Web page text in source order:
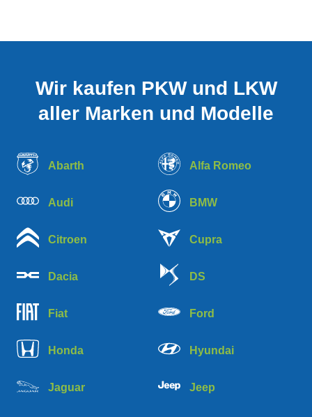
Wir kaufen PKW und LKW
aller Marken und Modelle
Abarth Alfa Romeo
Audi BMW
Citroen Cupra
Dacia DS
Fiat Ford
Honda Hyundai
Jaguar Jeep